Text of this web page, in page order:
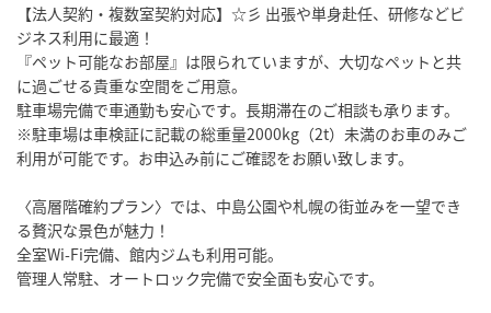
【法人契約・複数室契約対応】☆彡 出張や単身赴任、研修などビ
ジネス利用に最適！
『ペット可能なお部屋』は限られていますが、大切なペットと共
に過ごせる貴重な空間をご用意。
駐車場完備で車通勤も安心です。長期滞在のご相談も承ります。
※駐車場は車検証に記載の総重量2000kg（2t）未満のお車のみご
利用が可能です。お申込み前にご確認をお願い致します。
〈高層階確約プラン〉では、中島公園や札幌の街並みを一望でき
る贅沢な景色が魅力！
全室Wi-Fi完備、館内ジムも利用可能。
管理人常駐、オートロック完備で安全面も安心です。